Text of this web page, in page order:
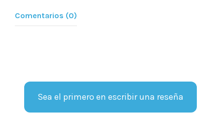
Comentarios (0)
Sea el primero en escribir una reseña